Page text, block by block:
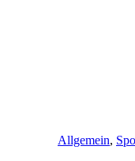
Allgemein,